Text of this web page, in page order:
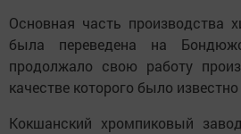
Основная часть производства
была переведена на
продолжало свою работу
качестве которого было
Кокшанский хромпиковый